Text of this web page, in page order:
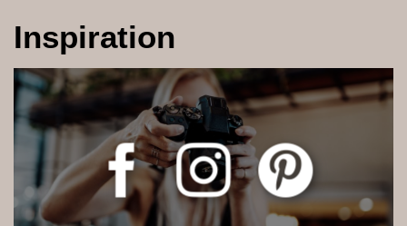
Inspiration